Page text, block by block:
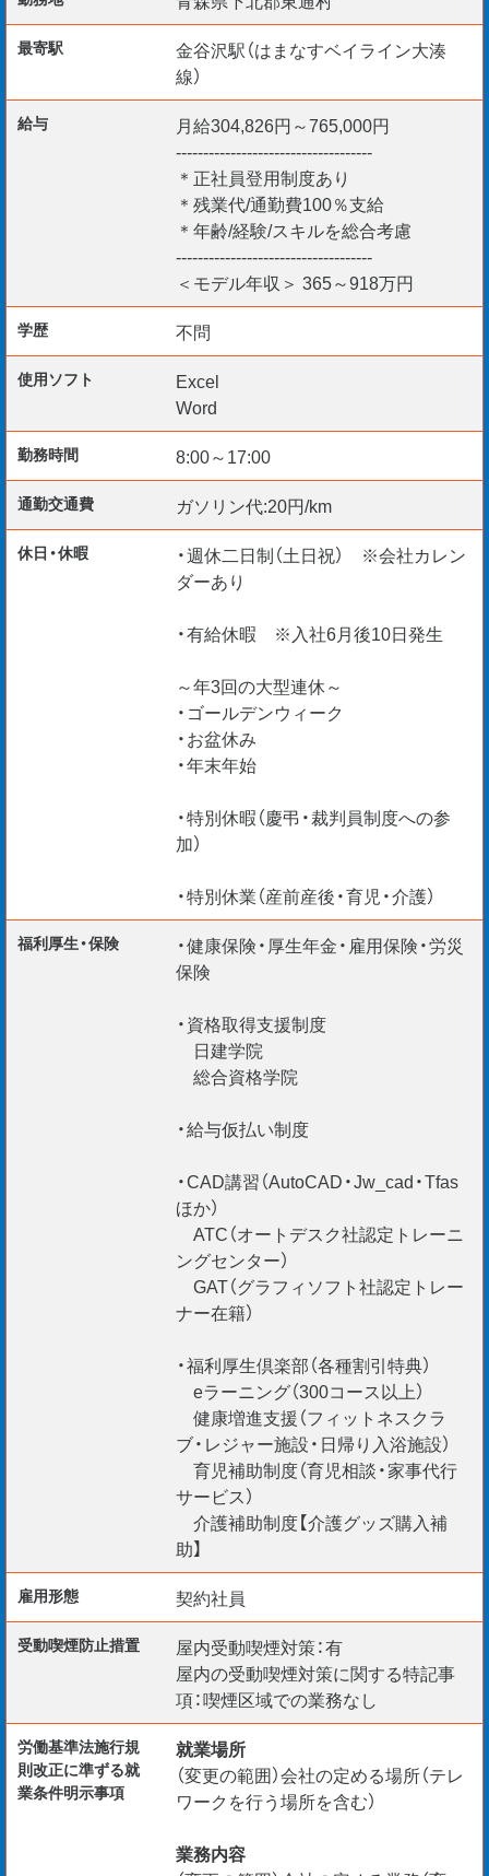
管理建築士
木造建築士
1・2級建築施工管理技士
内装仕上げ施工技能士
職長教育・安全衛生責任者など
［こんな方が活躍しています］
〇大手企業や地元工事会社の出身者
〇転職先をお探しの方
〇キャリアアップをお考えの方
ハローワークでお仕事をお探しの方もエントリーくださ
〇希望者には宿舎貸与あり
ご応募お待ちしています。
＊給与仮払い制度あり
＊リモート面談随時実施中
【海外エンジニア応援】
＊Construction Manager /
＊CAD Operators etc.
の社員が100 名以上在籍。安心して活躍でき
最寄駅
金谷沢駅（はまなすベイライン大湊
線）
給与
月給304,826円～765,000円
------------------------------------
＊正社員登用制度あり
＊残業代/通勤費100％支給
＊年齢/経験/スキルを総合考慮
------------------------------------
＜モデル年収＞ 365～918万円
学歴 不問
使用ソフト
Excel
Word
勤務時間 8:00～17:00
通勤交通費 ガソリン代:20円/km
休日・休暇
・週休二日制（土日祝） ※会社カレン
ダーあり
・有給休暇 ※入社6月後10日発生
～年3回の大型連休～
・ゴールデンウィーク
・お盆休み
・年末年始
・特別休暇（慶弔・裁判員制度への参
加）
・特別休業（産前産後・育児・介護）
福利厚生・保険
・健康保険・厚生年金・雇用保険・労災
保険
・資格取得支援制度
日建学院
総合資格学院
・給与仮払い制度
・CAD講習（AutoCAD・Jw_cad・Tfas
ほか）
ATC（オートデスク社認定トレーニ
ングセンター）
GAT（グラフィソフト社認定トレー
ナー在籍）
・福利厚生倶楽部（各種割引特典）
eラーニング（300コース以上）
健康増進支援（フィットネスクラ
ブ・レジャー施設・日帰り入浴施設）
育児補助制度（育児相談・家事代行
サービス）
介護補助制度【介護グッズ購入補
助】
雇用形態 契約社員
受動喫煙防⽌措置
屋内受動喫煙対策：有
屋内の受動喫煙対策に関する特記事
項：喫煙区域での業務なし
労働基準法施行規
則改正に準ずる就
業条件明示事項
就業場所
（変更の範囲）会社の定める場所（テレ
ワークを行う場所を含む）
業務内容